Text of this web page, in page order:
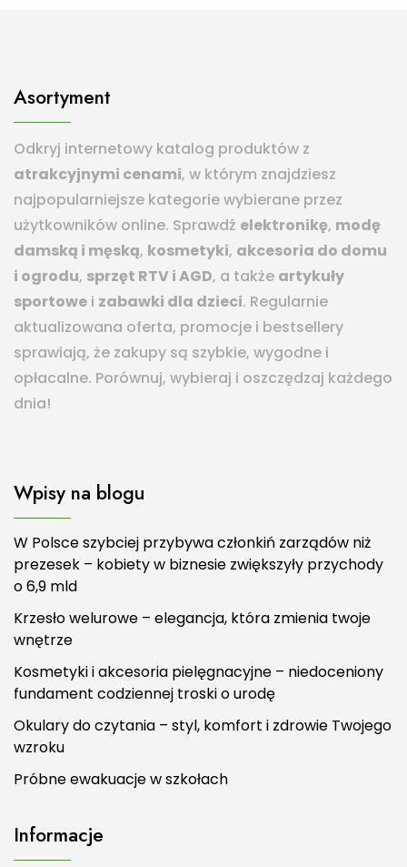
Asortyment
Odkryj internetowy katalog produktów z
atrakcyjnymi cenami, w którym znajdziesz
najpopularniejsze kategorie wybierane przez
użytkowników online. Sprawdź elektronikę, modę
damską i męską, kosmetyki, akcesoria do domu
i ogrodu, sprzęt RTV i AGD, a także artykuły
sportowe i zabawki dla dzieci. Regularnie
aktualizowana oferta, promocje i bestsellery
sprawiają, że zakupy są szybkie, wygodne i
opłacalne. Porównuj, wybieraj i oszczędzaj każdego
dnia!
Wpisy na blogu
W Polsce szybciej przybywa członkiń zarządów niż
prezesek – kobiety w biznesie zwiększyły przychody
o 6,9 mld
Krzesło welurowe – elegancja, która zmienia twoje
wnętrze
Kosmetyki i akcesoria pielęgnacyjne – niedoceniony
fundament codziennej troski o urodę
Okulary do czytania – styl, komfort i zdrowie Twojego
wzroku
Próbne ewakuacje w szkołach
Informacje